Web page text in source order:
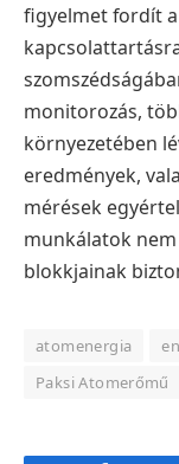
figyelmet fordít
monitorozás,
környezetében
eredmények,
mérések
munkálatok
blokkjainak
atomenergia
Paksi Atomerőmű